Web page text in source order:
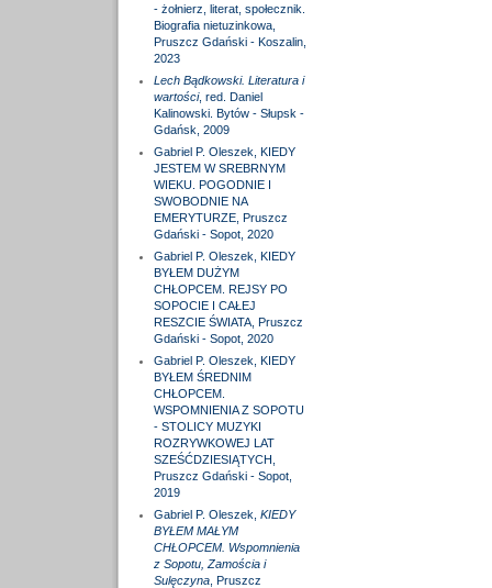
- żołnierz, literat, społecznik.
Biografia nietuzinkowa,
Pruszcz Gdański - Koszalin,
2023
Lech Bądkowski. Literatura i
wartości, red. Daniel
Kalinowski. Bytów - Słupsk -
Gdańsk, 2009
Gabriel P. Oleszek, KIEDY
JESTEM W SREBRNYM
WIEKU. POGODNIE I
SWOBODNIE NA
EMERYTURZE, Pruszcz
Gdański - Sopot, 2020
Gabriel P. Oleszek, KIEDY
BYŁEM DUŻYM
CHŁOPCEM. REJSY PO
SOPOCIE I CAŁEJ
RESZCIE ŚWIATA, Pruszcz
Gdański - Sopot, 2020
Gabriel P. Oleszek, KIEDY
BYŁEM ŚREDNIM
CHŁOPCEM.
WSPOMNIENIA Z SOPOTU
- STOLICY MUZYKI
ROZRYWKOWEJ LAT
SZEŚĆDZIESIĄTYCH,
Pruszcz Gdański - Sopot,
2019
Gabriel P. Oleszek, KIEDY
BYŁEM MAŁYM
CHŁOPCEM. Wspomnienia
z Sopotu, Zamościa i
Sulęczyna, Pruszcz